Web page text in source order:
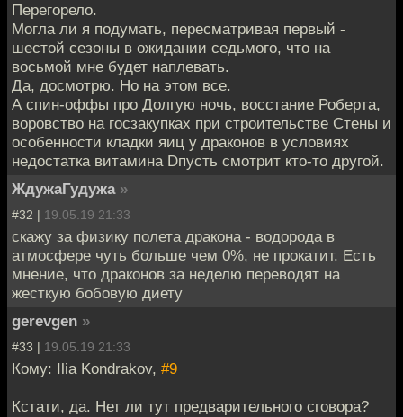
Перегорело.
Могла ли я подумать, пересматривая первый -
шестой сезоны в ожидании седьмого, что на
восьмой мне будет наплевать.
Да, досмотрю. Но на этом все.
А спин-оффы про Долгую ночь, восстание Роберта,
воровство на госзакупках при строительстве Стены и
особенности кладки яиц у драконов в условиях
недостатка витамина Dпусть смотрит кто-то другой.
ЖдужаГудужа »
#32 | 19.05.19 21:33
скажу за физику полета дракона - водорода в
атмосфере чуть больше чем 0%, не прокатит. Есть
мнение, что драконов за неделю переводят на
жесткую бобовую диету
gerevgen »
#33 | 19.05.19 21:33
Кому: Ilia Kondrakov, #9
Кстати, да. Нет ли тут предварительного сговора?